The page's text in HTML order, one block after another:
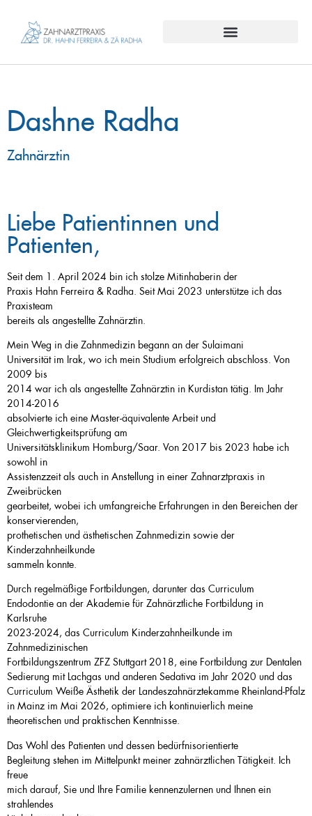
Dashne Radha
Zahnärztin​
Liebe Patientinnen und
Patienten,
Seit dem 1. April 2024 bin ich stolze Mitinhaberin der
Praxis Hahn Ferreira & Radha. Seit Mai 2023 unterstütze ich das
Praxisteam
bereits als angestellte Zahnärztin.
Mein Weg in die Zahnmedizin begann an der Sulaimani
Universität im Irak, wo ich mein Studium erfolgreich abschloss. Von
2009 bis
2014 war ich als angestellte Zahnärztin in Kurdistan tätig. Im Jahr
2014-2016
absolvierte ich eine Master-äquivalente Arbeit und
Gleichwertigkeitsprüfung am
Universitätsklinikum Homburg/Saar. Von 2017 bis 2023 habe ich
sowohl in
Assistenzzeit als auch in Anstellung in einer Zahnarztpraxis in
Zweibrücken
gearbeitet, wobei ich umfangreiche Erfahrungen in den Bereichen der
konservierenden,
prothetischen und ästhetischen Zahnmedizin sowie der
Kinderzahnheilkunde
sammeln konnte.
Durch regelmäßige Fortbildungen, darunter das Curriculum
Endodontie an der Akademie für Zahnärztliche Fortbildung in
Karlsruhe
2023-2024, das Curriculum Kinderzahnheilkunde im
Zahnmedizinischen
Fortbildungszentrum ZFZ Stuttgart 2018, eine Fortbildung zur Dentalen
Sedierung mit Lachgas und anderen Sedativa im Jahr 2020 und das
Curriculum Weiße Ästhetik der Landeszahnärztekamme Rheinland-Pfalz
in Mainz im Mai 2026, optimiere ich kontinuierlich meine
theoretischen und praktischen Kenntnisse.
Das Wohl des Patienten und dessen bedürfnisorientierte
Begleitung stehen im Mittelpunkt meiner zahnärztlichen Tätigkeit. Ich
freue
mich darauf, Sie und Ihre Familie kennenzulernen und Ihnen ein
strahlendes